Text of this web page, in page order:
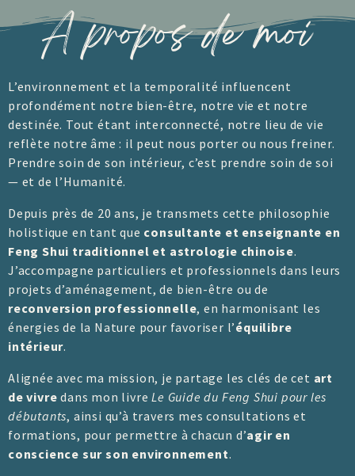
A propos de moi
L’environnement et la temporalité influencent
profondément notre bien-être, notre vie et notre
destinée. Tout étant interconnecté, notre lieu de vie
reflète notre âme : il peut nous porter ou nous freiner.
Prendre soin de son intérieur, c’est prendre soin de soi
— et de l’Humanité.
Depuis près de 20 ans, je transmets cette philosophie
holistique en tant que consultante et enseignante en
Feng Shui traditionnel et astrologie chinoise.
J’accompagne particuliers et professionnels dans leurs
projets d’aménagement, de bien-être ou de
reconversion professionnelle, en harmonisant les
énergies de la Nature pour favoriser l’équilibre
intérieur.
Alignée avec ma mission, je partage les clés de cet art
de vivre dans mon livreLe Guide du Feng Shui pour les
débutants, ainsi qu’à travers mes consultations et
formations, pour permettre à chacun d’agir en
conscience sur son environnement.